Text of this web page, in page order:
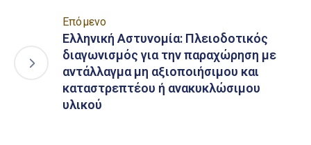
Επόμενο
Ελληνική Αστυνομία: Πλειοδοτικός
διαγωνισμός για την παραχώρηση με
αντάλλαγμα μη αξιοποιήσιμου και
καταστρεπτέου ή ανακυκλώσιμου
υλικού